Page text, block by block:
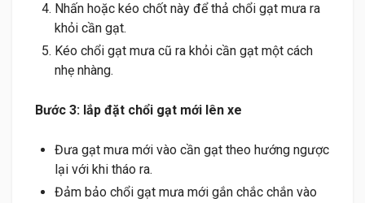
Nhấn hoặc kéo chốt này để thả chổi gạt mưa ra
khỏi cần gạt.
Kéo chổi gạt mưa cũ ra khỏi cần gạt một cách
nhẹ nhàng.
Bước 3: lắp đặt chổi gạt mới lên xe
Đưa gạt mưa mới vào cần gạt theo hướng ngược
lại với khi tháo ra.
Đảm bảo chổi gạt mưa mới gắn chắc chắn vào